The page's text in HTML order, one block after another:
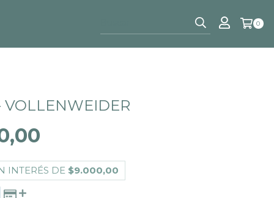
0
VOLLENWEIDER
INTERÉS DE $9.000,00